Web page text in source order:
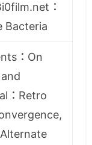
：
Bacteria
：On
：Retro